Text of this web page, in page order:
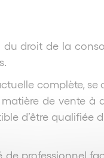
droit de la
complète,
de vente à
d’être qualifiée
professionnel